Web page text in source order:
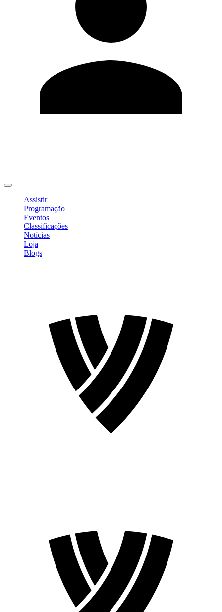
Assistir
Programação
Eventos
Classificações
Notícias
Loja
Blogs